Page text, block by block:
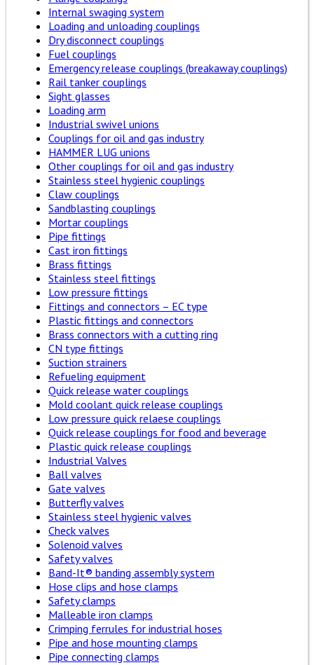
Internal swaging system
Loading and unloading couplings
Dry disconnect couplings
Fuel couplings
Emergency release couplings (breakaway couplings)
Rail tanker couplings
Sight glasses
Loading arm
Industrial swivel unions
Couplings for oil and gas industry
HAMMER LUG unions
Other couplings for oil and gas industry
Stainless steel hygienic couplings
Claw couplings
Sandblasting couplings
Mortar couplings
Pipe fittings
Cast iron fittings
Brass fittings
Stainless steel fittings
Low pressure fittings
Fittings and connectors – EC type
Plastic fittings and connectors
Brass connectors with a cutting ring
CN type fittings
Suction strainers
Refueling equipment
Quick release water couplings
Mold coolant quick release couplings
Low pressure quick relaese couplings
Quick release couplings for food and beverage
Plastic quick release couplings
Industrial Valves
Ball valves
Gate valves
Butterfly valves
Stainless steel hygienic valves
Check valves
Solenoid valves
Safety valves
Band-It® banding assembly system
Hose clips and hose clamps
Safety clamps
Malleable iron clamps
Crimping ferrules for industrial hoses
Pipe and hose mounting clamps
Pipe connecting clamps